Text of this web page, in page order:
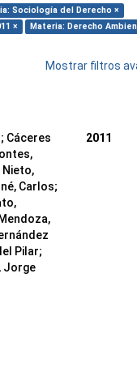
Sociología del Derecho ×
×
Materia: Derecho
Mostrar filtros
; Cáceres
Nieto,
Carlos;
Pilar;
Jorge
2011